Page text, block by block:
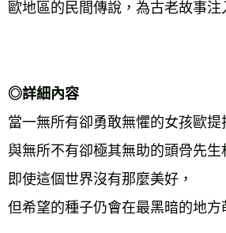
歐地區的民間傳說，為古老故事注
◎詳細內容
當一無所有卻勇敢無懼的女孩歐提
與無所不有卻極其無助的頭骨先
即使這個世界沒有那麼美好，
但希望的種子仍會在最黑暗的地方